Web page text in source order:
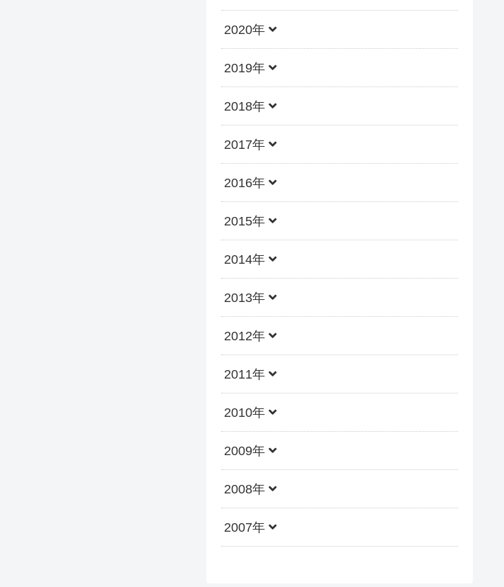
2020年
2019年
2018年
2017年
2016年
2015年
2014年
2013年
2012年
2011年
2010年
2009年
2008年
2007年